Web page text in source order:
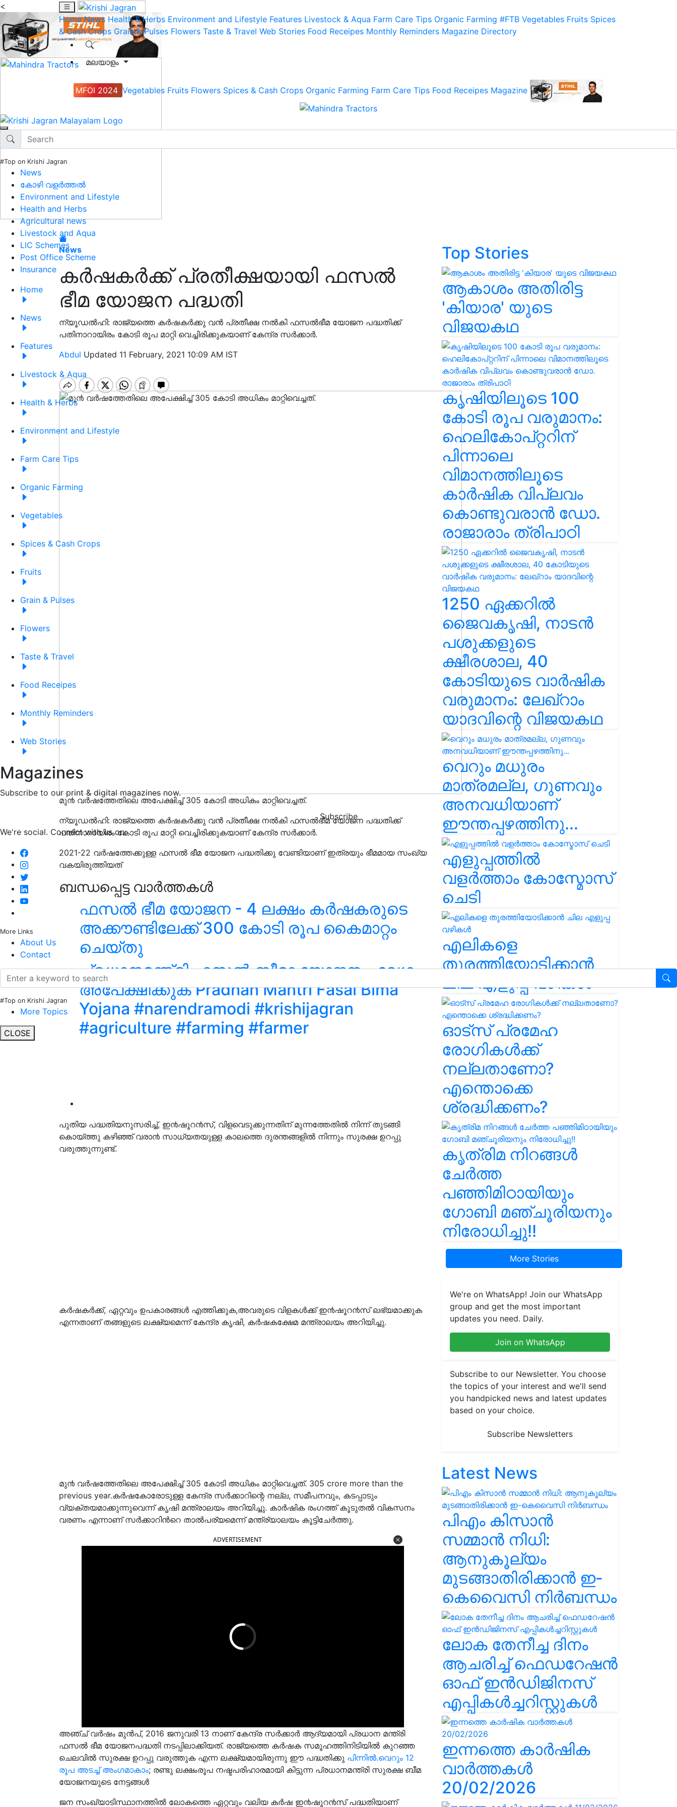
<
Home News Health & Herbs Environment and Lifestyle Features Livestock & Aqua Farm Care Tips Organic Farming #FTB Vegetables Fruits Spices
& Cash Crops Grain & Pulses Flowers Taste & Travel Web Stories Food Receipes Monthly Reminders Magazine Directory
മലയാളം
MFOI 2024 Vegetables Fruits Flowers Spices & Cash Crops Organic Farming Farm Care Tips Food Receipes Magazine
#Top on Krishi Jagran
News
കോഴി വളർത്തൽ
Environment and Lifestyle
Health and Herbs
Agricultural news
Livestock and Aqua
LIC Schemes
Post Office Scheme
Insurance
Home
News
Features
Livestock & Aqua
Health & Herbs
Environment and Lifestyle
Farm Care Tips
Organic Farming
Vegetables
Spices & Cash Crops
Fruits
Grain & Pulses
Flowers
Taste & Travel
Food Receipes
Monthly Reminders
Web Stories
Magazines
Subscribe to our print & digital magazines now.
Subscribe
We're social. Connect with us on:
More Links
About Us
Contact
#Top on Krishi Jagran
More Topics
CLOSE
News
കർഷകർക്ക് പ്രതീക്ഷയായി ഫസൽ
ഭീമ യോജന പദ്ധതി
ന്യൂഡൽഹി: രാജ്യത്തെ കർഷകർക്കു വൻ പ്രതീക്ഷ നൽകി ഫസൽഭീമ യോജന പദ്ധതിക്ക്
പതിനാറായിരം കോടി രൂപ മാറ്റി വെച്ചിരിക്കുകയാണ് കേന്ദ്ര സർക്കാർ.
Abdul Updated 11 February, 2021 10:09 AM IST
മു൯ വർഷത്തേതിലെ അപേക്ഷിച്ച് 305 കോടി അധികം മാറ്റിവെച്ചത്.
ന്യൂഡൽഹി: രാജ്യത്തെ കർഷകർക്കു വൻ പ്രതീക്ഷ നൽകി ഫസൽഭീമ യോജന പദ്ധതിക്ക്
പതിനാറായിരം കോടി രൂപ മാറ്റി വെച്ചിരിക്കുകയാണ് കേന്ദ്ര സർക്കാർ.
2021-22 വർഷത്തേക്കുള്ള ഫസൽ ഭീമ യോജന പദ്ധതിക്കു വേണ്ടിയാണ് ഇത്രയും ഭീമമായ സംഖ്യ
വകയിരുത്തിയത്
ബന്ധപ്പെട്ട വാർത്തകൾ
ഫസൽ ഭീമ യോജന - 4 ലക്ഷം കർഷകരുടെ
അക്കൗണ്ടിലേക്ക് 300 കോടി രൂപ കൈമാറ്റം
ചെയ്തു
പ്രധാനമന്ത്രി ഫസൽ ബീമാ യോജന - വേഗം
അപേക്ഷിക്കുക Pradhan Mantri Fasal Bima
Yojana #narendramodi #krishijagran
#agriculture #farming #farmer
പുതിയ പദ്ധതിയനുസരിച്ച്, ഇ൯ഷൂറ൯സ്, വിളവെടുക്കുന്നതിന് മുന്നത്തേതിൽ നിന്ന് തുടങ്ങി
കൊയ്ത്തു കഴിഞ്ഞ് വരാ൯ സാധ്യതയുള്ള കാലത്തെ ദുരന്തങ്ങളിൽ നിന്നും സുരക്ഷ ഉറപ്പു
വരുത്തുന്നുണ്ട്.
കർഷകർക്ക്, ഏറ്റവും ഉപകാരങ്ങൾ എത്തിക്കുക,അവരുടെ വിളകൾക്ക് ഇ൯ഷൂറ൯സ് ലഭ്യമാക്കുക
എന്നതാണ് തങ്ങളുടെ ലക്ഷ്യമെന്ന് കേന്ദ്ര കൃഷി, കർഷകക്ഷേമ മന്ത്രാലയം അറിയിച്ചു.
മു൯ വർഷത്തേതിലെ അപേക്ഷിച്ച് 305 കോടി അധികം മാറ്റിവെച്ചത്. 305 crore more than the
previous year.കർഷകോരോടുള്ള കേന്ദ്ര സർക്കാറിന്റെ നല്ല, സമീപനവും, കടപ്പാടും
വ്യക്തയമാക്കുന്നുവെന്ന് കൃഷി മന്ത്രാലയം അറിയിച്ചു. കാർഷിക രംഗത്ത് കൂടുതൽ വികസനം
വരണം എന്നാണ് സർക്കാറിന്‍റെ താൽപര്യമെന്ന് മന്ത്ര്യാലയം കൂട്ടിചേർത്തു.
ADVERTISEMENT
അഞ്ച് വർഷം മുൻപ്, 2016 ജനുവരി 13 നാണ് കേന്ദ്ര സർക്കാർ ആദ്യമായി പ്രധാന മന്ത്രി
ഫസൽ ഭീമ യോജനപദ്ധതി നടപ്പിലാക്കിയത്. രാജ്യത്തെ കർഷക സമൂഹത്തിനിടിയിൽ കുറഞ്ഞ
ചെലവിൽ സുരക്ഷ ഉറപ്പു വരുത്തുക എന്ന ലക്ഷ്യമായിരുന്നു ഈ പദ്ധതിക്കു പിന്നിൽ.വെറും 12
രൂപ അടച്ച് അംഗമാകാം; രണ്ടു ലക്ഷംരൂപ നഷ്ടപരിഹാരമായി കിട്ടുന്ന പ്രധാനമന്ത്രി സുരക്ഷ ബീമ
യോജനയുടെ നേട്ടങ്ങൾ
ജന സംഖ്യാടിസ്ഥാനത്തിൽ ലോകത്തെ ഏറ്റവും വലിയ കർഷ ഇ൯ഷൂറ൯സ് പദ്ധതിയാണ്
Top Stories
ആകാശം അതിരിട്ട
'കിയാര' യുടെ
വിജയകഥ
കൃഷിയിലൂടെ 100
കോടി രൂപ വരുമാനം:
ഹെലികോപ്റ്ററിന്
പിന്നാലെ
വിമാനത്തിലൂടെ
കാർഷിക വിപ്ലവം
കൊണ്ടുവരാൻ ഡോ.
രാജാരാം ത്രിപാഠി
1250 ഏക്കറിൽ
ജൈവകൃഷി, നാടൻ
പശുക്കളുടെ
ക്ഷീരശാല, 40
കോടിയുടെ വാർഷിക
വരുമാനം: ലേഖ്‌റാം
യാദവിന്റെ വിജയകഥ
വെറും മധുരം
മാത്രമല്ല, ഗുണവും
അനവധിയാണ്
ഈന്തപ്പഴത്തിനു...
എളുപ്പത്തിൽ
വളർത്താം കോസ്മോസ്
ചെടി
എലികളെ
തുരത്തിയോടിക്കാൻ
ചില എളുപ്പ വഴികൾ
ഓട്സ് പ്രമേഹ
രോഗികൾക്ക്
നല്ലതാണോ?
എന്തൊക്കെ
ശ്രദ്ധിക്കണം?
കൃത്രിമ നിറങ്ങൾ
ചേർത്ത
പഞ്ഞിമിഠായിയും
ഗോബി മഞ്ചൂരിയനും
നിരോധിച്ചു!!
More Stories
We're on WhatsApp! Join our WhatsApp
group and get the most important
updates you need. Daily.
Join on WhatsApp
Subscribe to our Newsletter. You choose
the topics of your interest and we'll send
you handpicked news and latest updates
based on your choice.
Subscribe Newsletters
Latest News
പിഎം കിസാൻ
സമ്മാൻ നിധി:
ആനുകൂല്യം
മുടങ്ങാതിരിക്കാൻ ഇ-
കെവൈസി നിർബന്ധം
ലോക തേനീച്ച ദിനം
ആചരിച്ച് ഫെഡറേഷൻ
ഓഫ് ഇൻഡിജിനസ്
എപ്പികൾച്ചറിസ്റ്റുകൾ
ഇന്നത്തെ കാർഷിക
വാർത്തകൾ
20/02/2026